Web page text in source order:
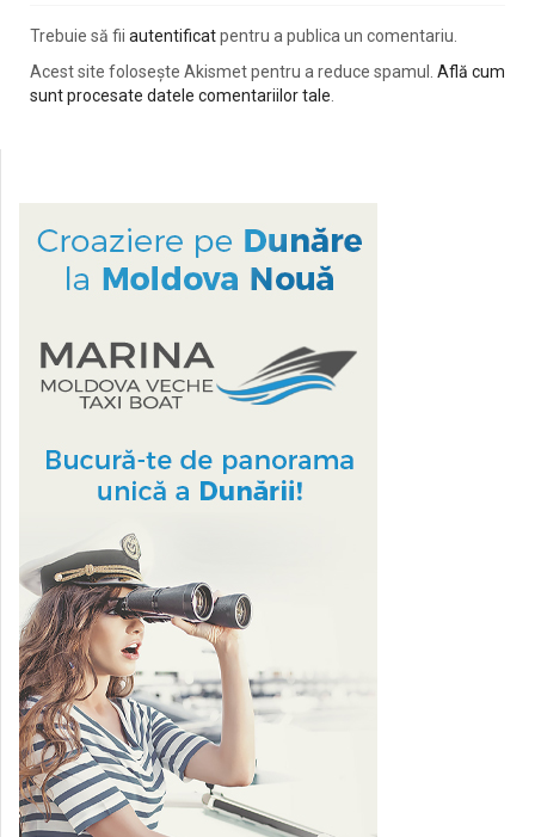
Trebuie să fii autentificatpentru a publica un comentariu.
Acest site folosește Akismet pentru a reduce spamul. Află cum
sunt procesate datele comentariilor tale